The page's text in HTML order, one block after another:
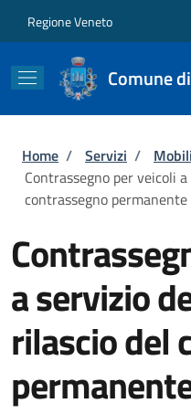
Regione Veneto
Comune
Briciole di
Home / Servizi /
Contrassegno per veicoli
contrassegno permanente
a servizio
rilascio del